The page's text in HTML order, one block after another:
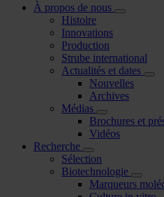
À propos de nous
Histoire
Innovations
Production
Strube international
Actualités et dates
Nouvelles
Archives
Médias
Brochures et
Vidéos
Recherche
Sélection
Biotechnologie
Marqueurs